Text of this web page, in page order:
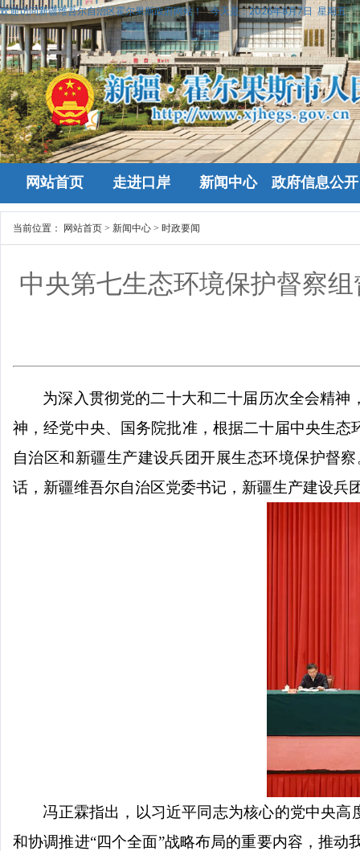
欢迎访问新疆维吾尔自治区霍尔果斯政府网站！ 今天是：2026年8月7日 星期五
网站首页 走进口岸 新闻中心 政府信息公开
当前位置： 网站首页 > 新闻中心 > 时政要闻
中央第七生态环境保护督察
为深入贯彻党的二十大和二十届历次全会精
神，经党中央、国务院批准，根据二十届中央生
自治区和新疆生产建设兵团开展生态环境保护督察
话，新疆维吾尔自治区党委书记，新疆生产建设兵
冯正霖指出，以习近平同志为核心的党中央
和协调推进“四个全面”战略布局的重要内容，推动